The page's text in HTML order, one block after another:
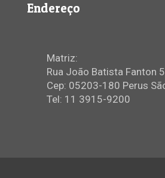
Endereço
Matriz:
Rua João Batista Fanton
Cep: 05203-180 Perus
Tel: 11 3915-9200